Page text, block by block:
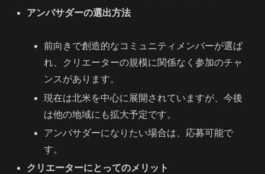
アンバサダーの選出方法
前向きで創造的なコミュニティメンバーが選ば
れ、クリエーターの規模に関係なく参加のチャ
ンスがあります。
現在は北米を中心に展開されていますが、今後
は他の地域にも拡大予定です。
アンバサダーになりたい場合は、応募可能で
す。
クリエーターにとってのメリット